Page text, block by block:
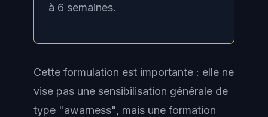
à 6 semaines.
Cette formulation est importante : elle ne
vise pas une sensibilisation générale de
type "awarness", mais une formation